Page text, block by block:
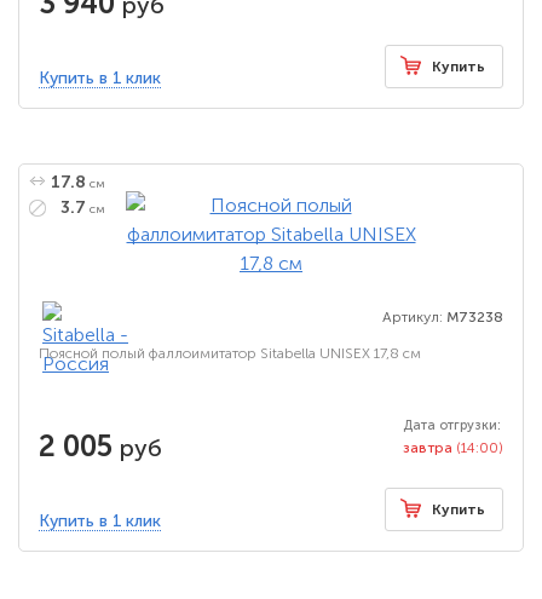
Купить в 1 клик
Купить
17.8 см
3.7 см
Артикул: M73238
Поясной полый фаллоимитатор Sitabella UNISEX 17,8 см
2 005 руб
Дата отгрузки:
завтра (14:00)
Купить в 1 клик
Купить